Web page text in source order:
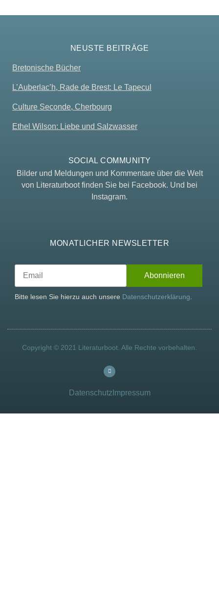
NEUSTE BEITRÄGE
Bretonische Bücher
L’Auberlac’h, Rade de Brest: Le Tapecul
Culture Seconde, Cherbourg
Ethel Wilson: Liebe und Salzwasser
SOCIAL COMMUNITY
Bilder und Meldungen und Kommentare über die Welt
von Literaturboot finden Sie bei Facebook. Und bei
Instagram.
MONATLICHER NEWSLETTER
Bitte lesen Sie hierzu auch unsere Datenschutzerklärung
Copyright © 2021 Literaturboot. Alle Rechte vorbehalten.
Datenschutz Impressum